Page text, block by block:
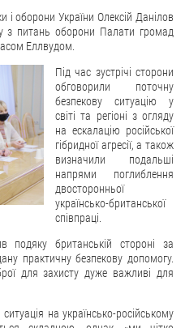
і оборони України Олексій Данілов
з питань оборони Палати громад
Еллвудом.
Під час зустрічі сторони
обговорили поточну
безпекову ситуацію у
світі та регіоні з огляду
на ескалацію російської
гібридної агресії, а також
визначили подальші
напрями поглиблення
двосторонньої
українсько-британської
співпраці.
подяку британській стороні за
практичну безпекову допомогу.
для захисту дуже важливі для
на українсько-російському